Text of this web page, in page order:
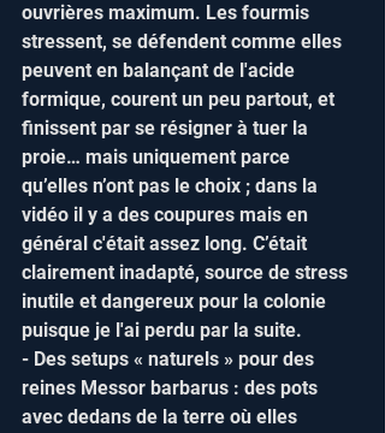
ouvrières maximum. Les fourmis
stressent, se défendent comme elles
peuvent en balançant de l'acide
formique, courent un peu partout, et
finissent par se résigner à tuer la
proie… mais uniquement parce
qu’elles n’ont pas le choix ; dans la
vidéo il y a des coupures mais en
général c'était assez long. C’était
clairement inadapté, source de stress
inutile et dangereux pour la colonie
puisque je l'ai perdu par la suite.
- Des setups « naturels » pour des
reines Messor barbarus : des pots
avec dedans de la terre où elles